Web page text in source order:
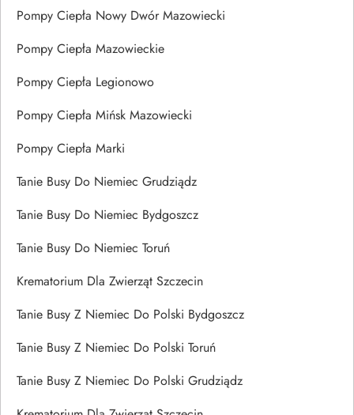
Pompy Ciepła Nowy Dwór Mazowiecki
Pompy Ciepła Mazowieckie
Pompy Ciepła Legionowo
Pompy Ciepła Mińsk Mazowiecki
Pompy Ciepła Marki
Tanie Busy Do Niemiec Grudziądz
Tanie Busy Do Niemiec Bydgoszcz
Tanie Busy Do Niemiec Toruń
Krematorium Dla Zwierząt Szczecin
Tanie Busy Z Niemiec Do Polski Bydgoszcz
Tanie Busy Z Niemiec Do Polski Toruń
Tanie Busy Z Niemiec Do Polski Grudziądz